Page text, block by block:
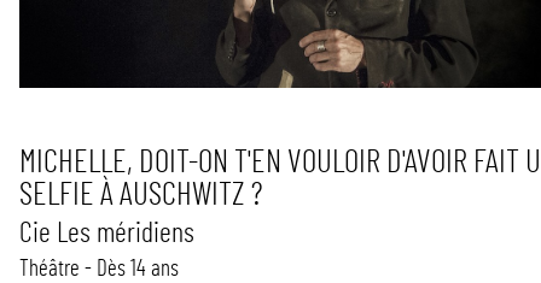
MICHELLE, DOIT-ON T'EN VOULOIR D'AVOIR FAIT
SELFIE À AUSCHWITZ ?
Cie Les méridiens
Théâtre - Dès 14 ans